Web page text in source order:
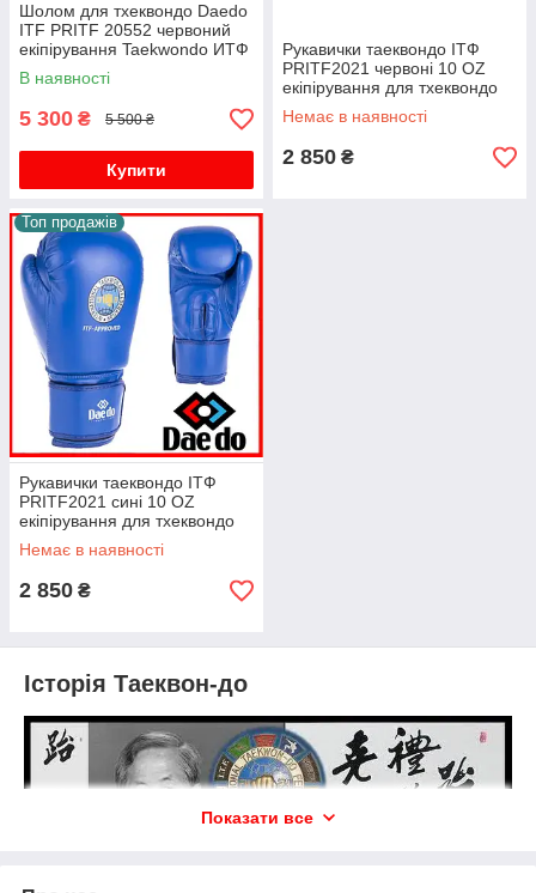
Шолом для тхеквондо Daedo
ITF PRITF 20552 червоний
екіпірування Taekwondo ИТФ
В наявності
5 300 ₴ 5 500 ₴
Купити
Рукавички таеквондо ІТФ
PRITF2021 червоні 10 OZ
екіпірування для тхеквондо
ITF кожані Daedo
Немає в наявності
2 850 ₴
Топ продажів
Рукавички таеквондо ІТФ
PRITF2021 сині 10 OZ
екіпірування для тхеквондо
ITF кожані Daedo
Немає в наявності
2 850 ₴
Історія Таеквон-до
Показати все